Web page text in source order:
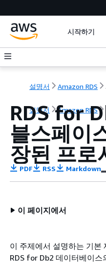
시작하기
설명서 Amazon RDS
설명서 Amazon RDS
RDS for
블스페이
장된 프로
PDF RSS Markdown
이 페이지에서
이 주제에서 설명하는 기본
RDS for Db2 데이터베이